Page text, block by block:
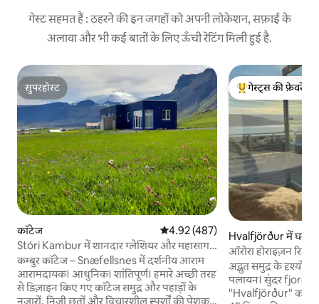
गेस्ट सहमत हैं : ठहरने की इन जगहों को अपनी लोकेशन, सफ़ाई के
अलावा और भी कई बातों के लिए ऊँची रेटिंग मिली हुई है.
सुपरहोस्ट
सुपरहोस्ट
कॉटेज औसत रेटिंग 5 में से 4.92, 487 समीक्षाएँ
4.92 (487)
Stóri Kambur में शानदार ग्लेशियर और महासागर
का नज़ारा
कम्बुर कॉटेज – Snæfellsnes में दर्शनीय आराम
आरामदायक। आधुनिक। शांतिपूर्ण। हमारे अच्छी तरह
से डिज़ाइन किए गए कॉटेज समुद्र और पहाड़ों के
नज़ारों, निजी छतों और विचारशील स्पर्शों की पेशकश
गेस्ट्स का टॉप फ़ेवरेट
गेस्ट्स की फ़ेवरेट
Hvalfjörður में घर
ऑरोरा होराइज़न रिट्रीट
अद्भुत समुद्र के दृश्यों
पलायन। सुंदर fjord में
"Hvalfjörður" कहा